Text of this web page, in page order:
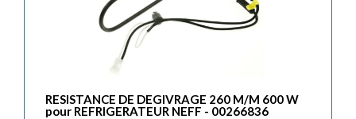
RESISTANCE DE DEGIVRAGE 260 M/M 600 W
pour REFRIGERATEUR NEFF - 00266836